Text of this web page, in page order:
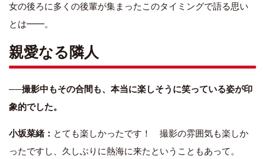
女の後ろに多くの後輩が集まったこのタイミングで語る思い
とは━━。
親愛なる隣人
──撮影中もその合間も、本当に楽しそうに笑っている姿が印
象的でした。
小坂菜緒： とても楽しかったです！ 撮影の雰囲気も楽しか
ったですし、久しぶりに熱海に来たということもあって。